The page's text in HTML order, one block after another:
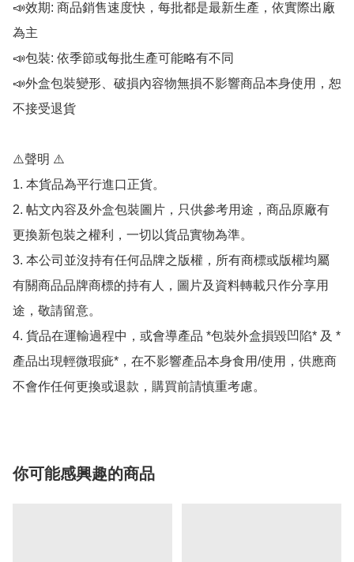
📣效期: 商品銷售速度快，每批都是最新生產，依實際出廠
為主
📣包裝: 依季節或每批生產可能略有不同
📣外盒包裝變形、破損內容物無損不影響商品本身使用，恕
不接受退貨
⚠️聲明 ⚠️
1. 本貨品為平行進口正貨。
2. 帖文內容及外盒包裝圖片，只供參考用途，商品原廠有
更換新包裝之權利，一切以貨品實物為準。
3. 本公司並沒持有任何品牌之版權，所有商標或版權均屬
有關商品品牌商標的持有人，圖片及資料轉載只作分享用
途，敬請留意。
4. 貨品在運輸過程中，或會導產品 *包裝外盒損毀凹陷* 及 *
產品出現輕微瑕疵*，在不影響產品本身食用/使用，供應商
不會作任何更換或退款，購買前請慎重考慮。
你可能感興趣的商品